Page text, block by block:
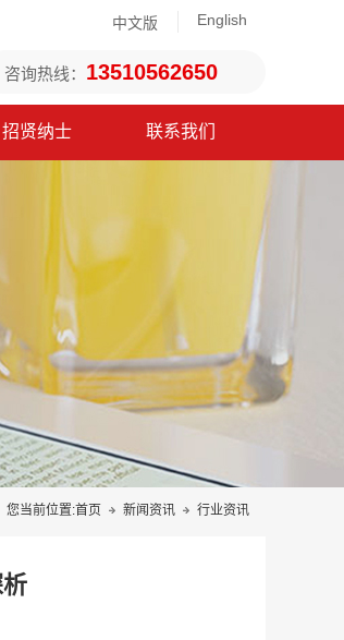
English
中文版
咨询热线： 13510562650
招贤纳士 联系我们
您当前位置:首页 新闻资讯 行业资讯